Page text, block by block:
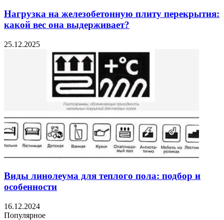
Нагрузка на железобетонную плиту перекрытия:
какой вес она выдерживает?
25.12.2025
Виды линолеума для теплого пола: подбор и
особенности
16.12.2024
Популярное